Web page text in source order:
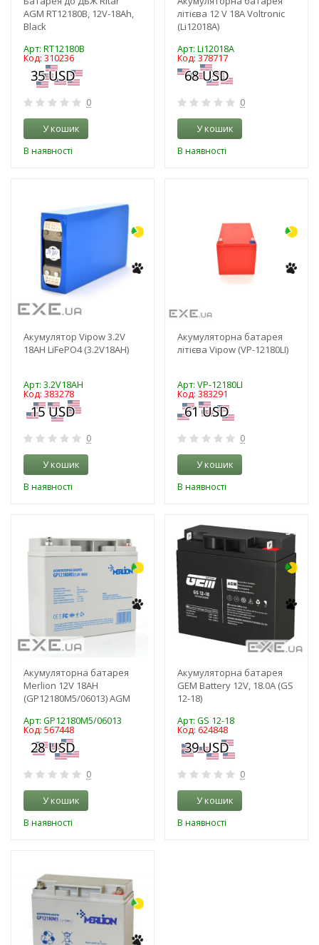
AGM RT12180B, 12V-18Ah,
Black
Арт: RT12180B
Код: 310236
0
У кошик
В наявності
літієва 12 V 18A Voltronic
(Li12018A)
Арт: Li12018A
Код: 378717
0
У кошик
В наявності
Акумулятор Vipow 3.2V
18AH LiFePO4 (3.2V18AH)
Арт: 3.2V18AH
Код: 383278
0
У кошик
В наявності
Акумуляторна батарея
літієва Vipow (VP-12180LI)
Арт: VP-12180LI
Код: 383291
0
У кошик
В наявності
Акумуляторна батарея
Merlion 12V 18AH
(GP12180M5/06013) AGM
Арт: GP12180M5/06013
Код: 567448
0
У кошик
В наявності
-3%
Акумуляторна батарея
GEM Battery 12V, 18.0A (GS
12-18)
Арт: GS 12-18
Код: 624848
0
У кошик
В наявності